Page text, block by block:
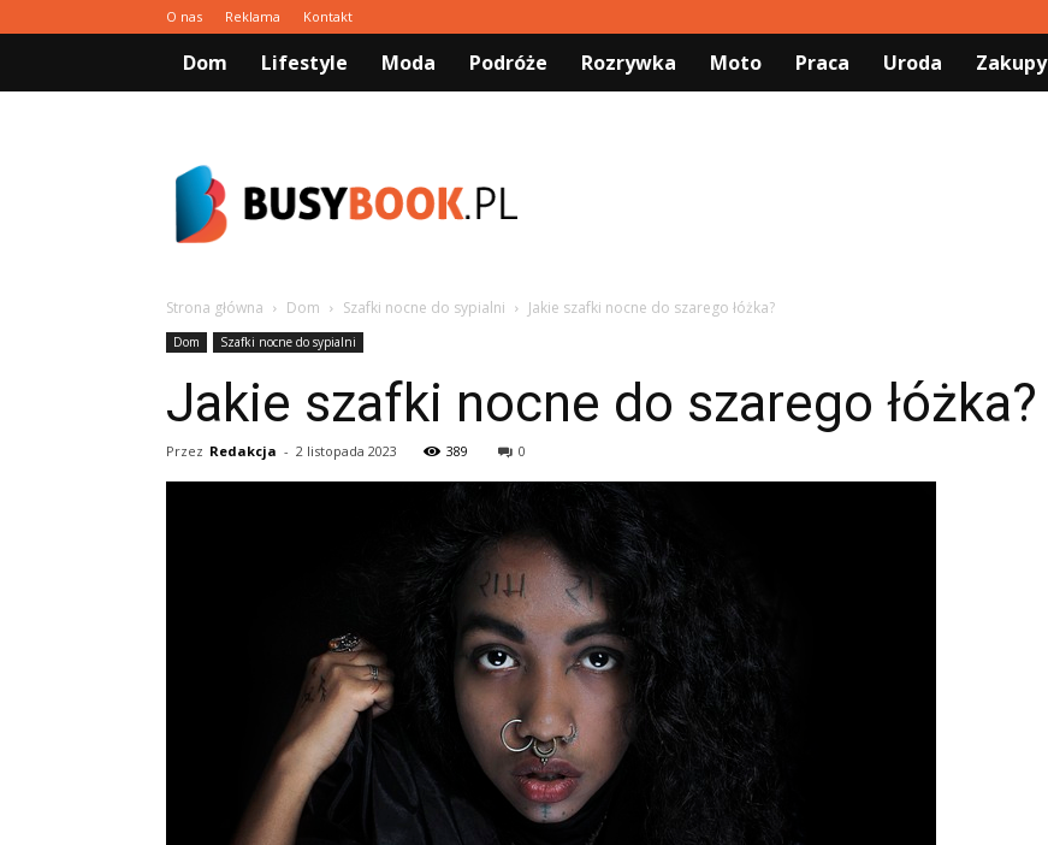
O nas Reklama Kontakt
Dom Lifestyle Moda Podróże Rozrywka Moto Praca Uroda Zakupy
Strona główna Dom Szafki nocne do sypialni Jakie szafki nocne do szarego łóżka?
Dom Szafki nocne do sypialni
Jakie szafki nocne do szarego łóżka?
Przez Redakcja - 2 listopada 2023 389 0